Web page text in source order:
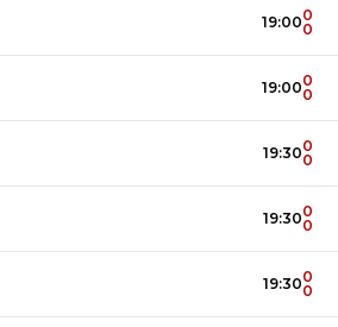
19:000
0
19:000
0
19:300
0
19:300
0
19:300
0